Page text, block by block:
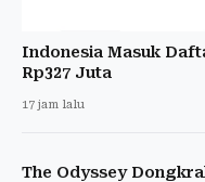
Indonesia Masuk
Rp327 Juta
17 jam lalu
The Odyssey